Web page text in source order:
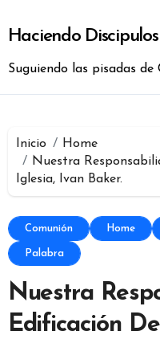
contenido
Haciendo Discipulos
Suguiendo las pisadas de
Inicio
Home
Nuestra
Iglesia, Ivan Baker.
Comunión Home
Palabra
Nuestra
Edificación